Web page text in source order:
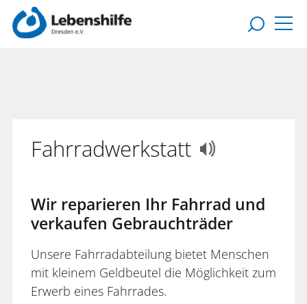
Fahrradwerkstatt
Wir reparieren Ihr Fahrrad und
verkaufen Gebrauchträder
Unsere Fahrradabteilung bietet Menschen
mit kleinem Geldbeutel die Möglichkeit zum
Erwerb eines Fahrrades.